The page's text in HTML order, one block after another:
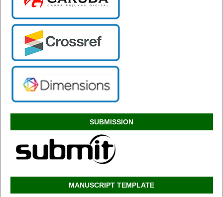
SUBMISSION
MANUSCRIPT TEMPLATE